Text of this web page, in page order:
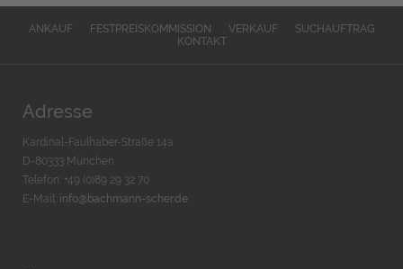
ANKAUF FESTPREISKOMMISSION VERKAUF
SUCHAUFTRAG
KONTAKT
Adresse
Kardinal-Faulhaber-Straße 14a
D-80333 München
Telefon: +49 (0)89 29 32 70
E-Mail: info@bachmann-scher.de